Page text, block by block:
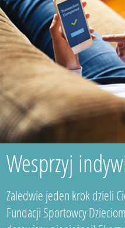
Wesprzyj
Zaledwie jeden krok dzieli
Fundacji Sportowcy